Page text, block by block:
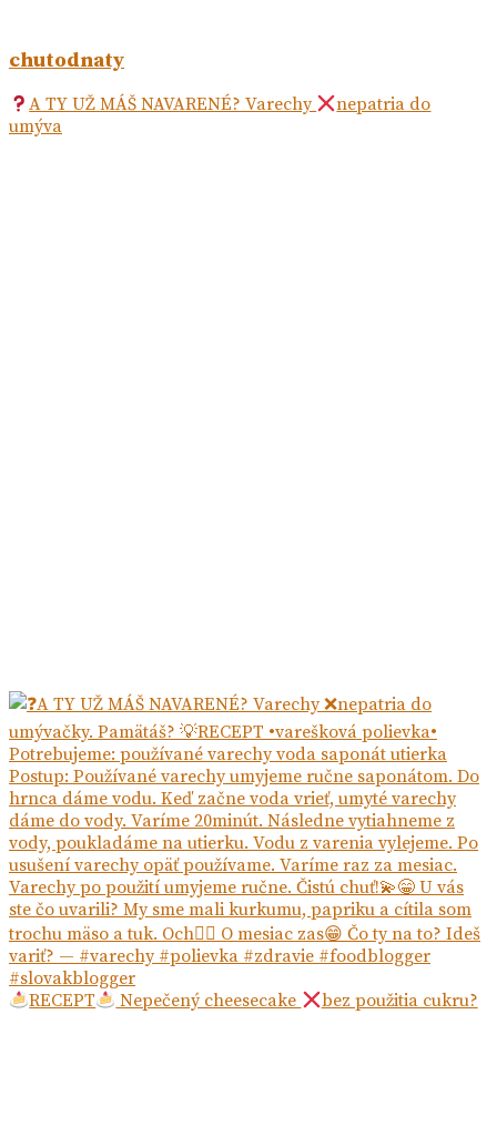
chutodnaty
A TY UŽ MÁŠ NAVARENÉ? Varechy
nepatria do
umýva
RECEPT Nepečený cheesecake bez použitia cukru?